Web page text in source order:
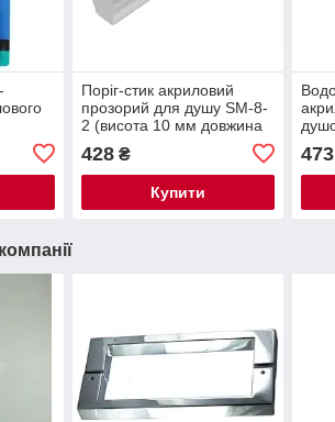
Поріг-стик акриловий
прозорий для душу SM-8-
2 (висота 10 мм довжина
428₴
Купити
473